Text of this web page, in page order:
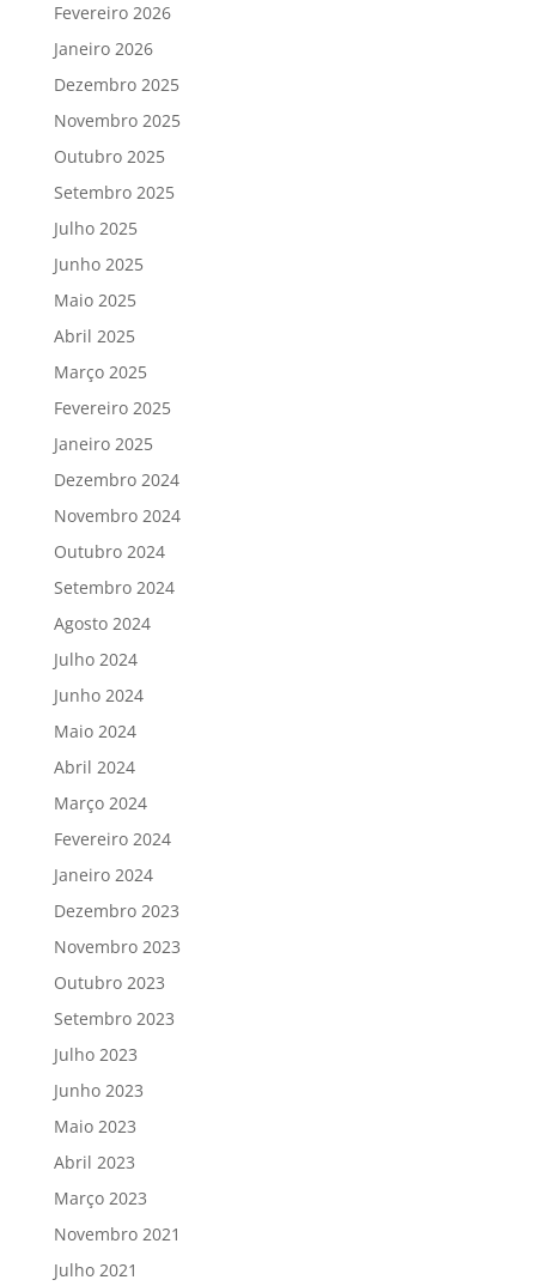
Fevereiro 2026
Janeiro 2026
Dezembro 2025
Novembro 2025
Outubro 2025
Setembro 2025
Julho 2025
Junho 2025
Maio 2025
Abril 2025
Março 2025
Fevereiro 2025
Janeiro 2025
Dezembro 2024
Novembro 2024
Outubro 2024
Setembro 2024
Agosto 2024
Julho 2024
Junho 2024
Maio 2024
Abril 2024
Março 2024
Fevereiro 2024
Janeiro 2024
Dezembro 2023
Novembro 2023
Outubro 2023
Setembro 2023
Julho 2023
Junho 2023
Maio 2023
Abril 2023
Março 2023
Novembro 2021
Julho 2021